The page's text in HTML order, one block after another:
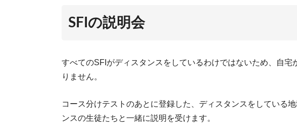
SFIの説明会
すべてのSFIがディスタンスをしているわけではないため、自宅
りません。
コース分けテストのあとに登録した、ディスタンスをしている
ンスの生徒たちと一緒に説明を受けます。